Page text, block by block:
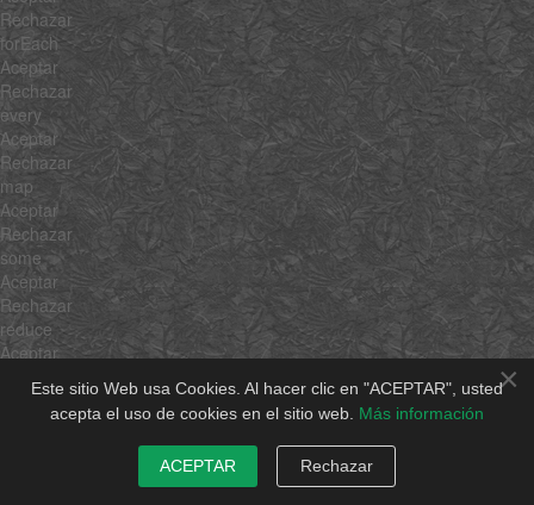
×
Este sitio Web usa Cookies. Al hacer clic en "ACEPTAR", usted
acepta el uso de cookies en el sitio web. Más información
ACEPTAR Rechazar
Rechazar
forEach
Aceptar
Rechazar
every
Aceptar
Rechazar
map
Aceptar
Rechazar
some
Aceptar
Rechazar
reduce
Aceptar
reduceRight
Aceptar